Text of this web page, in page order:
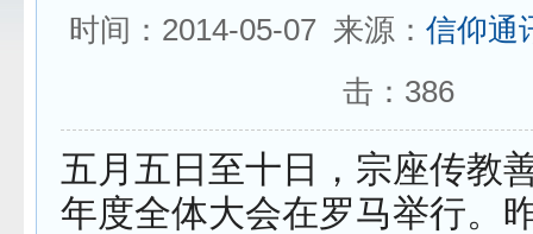
时间：2014-05-07 来源： 信仰通
击： 386
五月五日至十日，宗座传教
年度全体大会在罗马举行。